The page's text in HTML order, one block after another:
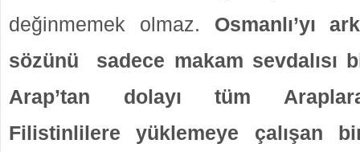
değinmemek olmaz. Osmanlı’yı
sözünü sadece makam sevdalısı
Arap’tan dolayı tüm
Filistinlilere yüklemeye çalışan